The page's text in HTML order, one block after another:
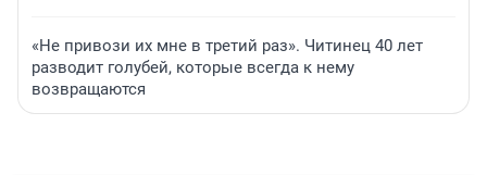
«Не привози их мне в третий раз». Читинец 40 лет
разводит голубей, которые всегда к нему
возвращаются